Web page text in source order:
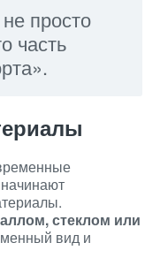
просто
часть
стеклом или
вид и